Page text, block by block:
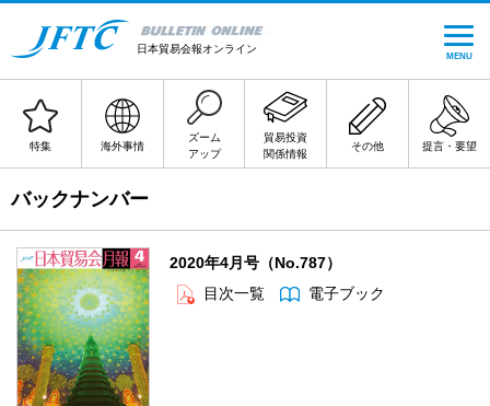
日本貿易会報オンライン
特集 海外事情
ズーム
アップ
貿易投資
関係情報
その他 提言・要望
MENU
バックナンバー
2020年4月号（No.787）
目次一覧
電子ブック